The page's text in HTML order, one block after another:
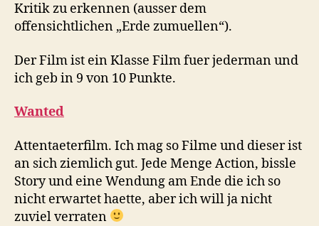
Kritik zu erkennen (ausser dem
offensichtlichen „Erde zumuellen“).
Der Film ist ein Klasse Film fuer jederman und
ich geb in 9 von 10 Punkte.
Wanted
Attentaeterfilm. Ich mag so Filme und dieser ist
an sich ziemlich gut. Jede Menge Action, bissle
Story und eine Wendung am Ende die ich so
nicht erwartet haette, aber ich will ja nicht
zuviel verraten